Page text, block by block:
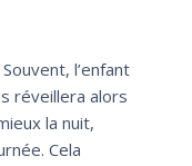
l’enfant
réveillera alors
la nuit,
Cela